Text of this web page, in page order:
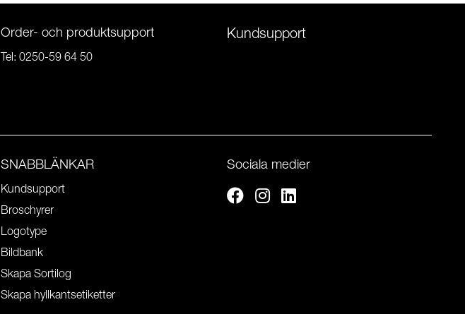
Order- och produktsupport
Tel: 0250-59 64 50
Kundsupport
SNABBLÄNKAR
Kundsupport
Broschyrer
Logotype
Bildbank
Skapa Sortilog
Skapa hyllkantsetiketter
Sociala medier
FacebookInstagram